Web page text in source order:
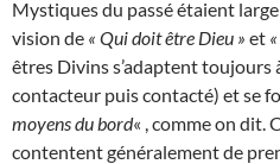
Mystiques du passé étaient
vision de « Qui doit être Dieu » et
êtres Divins s’adaptent toujours
contacteur puis contacté) et se
moyens du bord« , comme on dit.
contentent généralement de